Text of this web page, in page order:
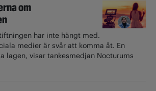
om
har inte hängt med.
medier är svår att komma åt. En
lagen, visar tankesmedjan Nocturums